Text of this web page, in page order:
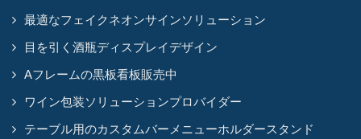
最適なフェイクネオンサインソリューション
目を引く酒瓶ディスプレイデザイン
Aフレームの黒板看板販売中
ワイン包装ソリューションプロバイダー
テーブル用のカスタムバーメニューホルダースタンド